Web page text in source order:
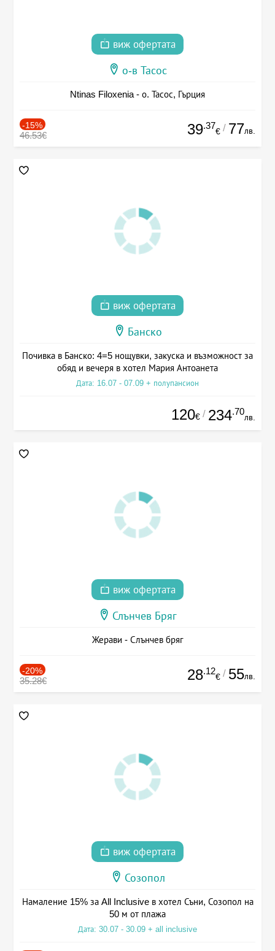
виж офертата
о-в Тасос
Ntinas Filoxenia - о. Тасос, Гърция
-15%
46.53€ 39.37
€ / 77лв.
виж офертата
Банско
Почивка в Банско: 4=5 нощувки, закуска и възможност за
обяд и вечеря в хотел Мария Антоанета
Дата: 16.07 - 07.09 + полупансион
120€ / 234.70
лв.
виж офертата
Слънчев Бряг
Жерави - Слънчев бряг
-20%
35.28€ 28.12
€ / 55лв.
виж офертата
Созопол
Намаление 15% за All Inclusive в хотел Съни, Созопол на
50 м от плажа
Дата: 30.07 - 30.09 + all inclusive